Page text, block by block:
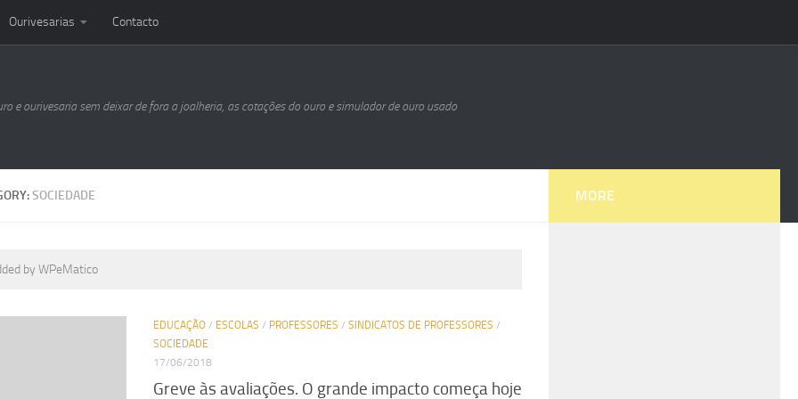
Ourivesarias Contacto
e ourivesaria sem deixar de fora a joalheria, as cotações do ouro e simulador de ouro usado
SOCIEDADE
by WPeMatico
EDUCAÇÃO / ESCOLAS / PROFESSORES / SINDICATOS DE PROFESSORES /
SOCIEDADE
17/06/2018
Greve às avaliações. O grande impacto começa hoje
MORE